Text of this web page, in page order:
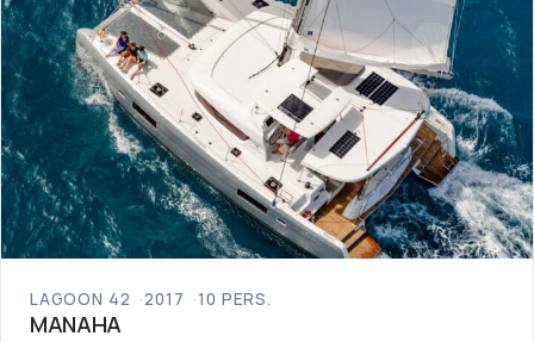
LAGOON 42 2017 10 PERS.
MANAHA